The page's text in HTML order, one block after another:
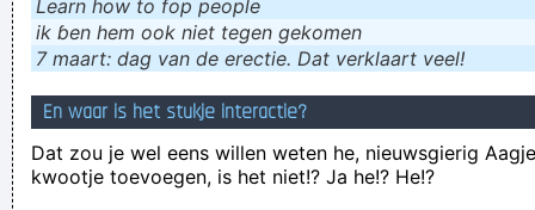
Learn how to fop people
ik ɓen hem ook niet tegen gekomen
7 maart: dag van de erectie. Dat verklaart veel!
En waar is het stukje interactie?
Dat zou je wel eens willen weten he, nieuwsgierig
kwootje toevoegen, is het niet!? Ja he!? He!?